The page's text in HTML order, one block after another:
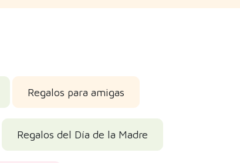
Regalos para amigas
Regalos del Día de la Madre